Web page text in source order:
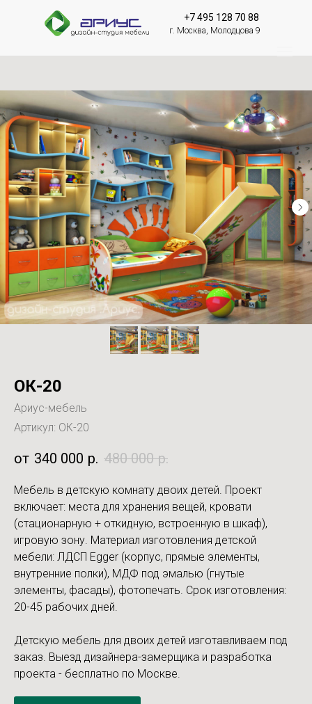
+7 495 128 70 88
г. Москва, Молодцова 9
ОК-20
Ариус-мебель
Артикул: ОК-20
340 000 р. 480 000 р.
Мебель в детскую комнату двоих детей. Проект
включает: места для хранения вещей, кровати
(стационарную + откидную, встроенную в шкаф),
игровую зону. Материал изготовления детской
мебели: ЛДСП Egger (корпус, прямые элементы,
внутренние полки), МДФ под эмалью (гнутые
элементы, фасады), фотопечать. Срок изготовления:
20-45 рабочих дней.
Детскую мебель для двоих детей изготавливаем под
заказ. Выезд дизайнера-замерщика и разработка
проекта - бесплатно по Москве.